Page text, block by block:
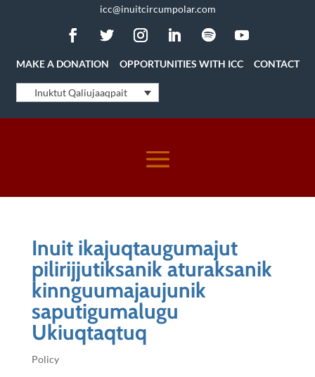
icc@inuitcircumpolar.com
MAKE A DONATION OPPORTUNITIES WITH ICC CONTACT
Inuktut Qaliujaaqpait
Inuit ikajuqtaugumajut
pilirijjutiksanik aturaksanik
kinnguumajaujunik
saputigumalugu
Ukiuqtaqtuq
Policy